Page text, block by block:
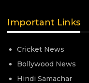
Important Links
Cricket News
Bollywood News
Hindi Samachar